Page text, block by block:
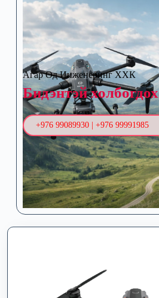
Агар Од Инженеринг ХХК
Бидэнтэй холбогдох
+976 99089930 | +976 99991985